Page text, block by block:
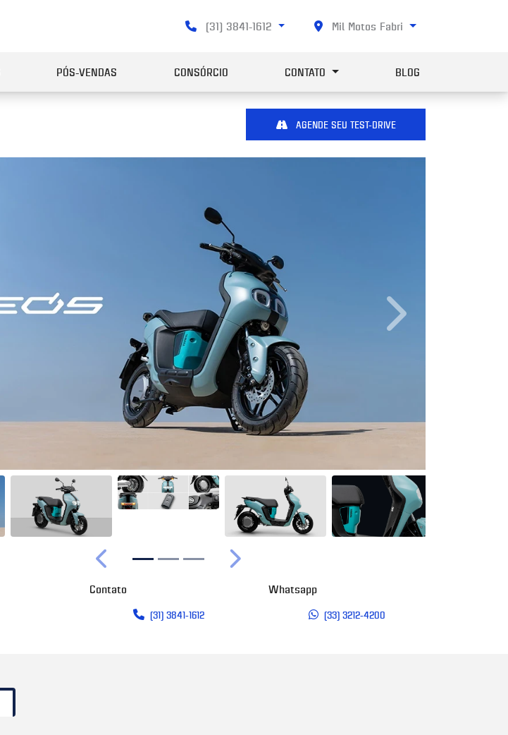
(31) 3841-1612 Mil Motos Fabri
PÓS-VENDAS CONSÓRCIO CONTATO BLOG
AGENDE SEU TEST-DRIVE
Próximo
Anterior Próximo
Contato
(31) 3841-1612
Whatsapp
(33) 3212-4200